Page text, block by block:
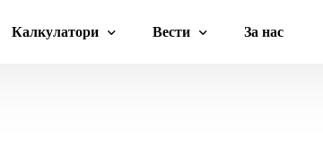
Калкулатори Вести За нас